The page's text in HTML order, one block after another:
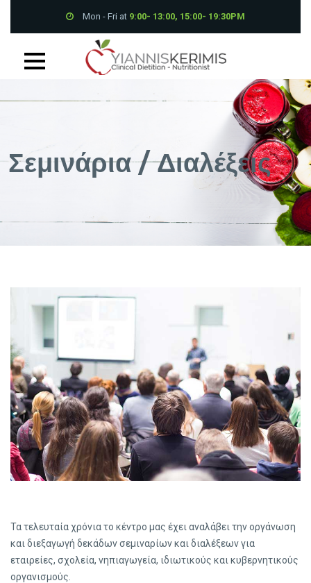
Mon - Fri at 9:00- 13:00, 15:00- 19:30PM
Petrou Tsirou 70, Pantheon House 001B 3075 Limassol
Σεμινάρια / Διαλέξεις
Τα τελευταία χρόνια το κέντρο μας έχει αναλάβει την οργάνωση
και διεξαγωγή δεκάδων σεμιναρίων και διαλέξεων για
εταιρείες, σχολεία, νηπιαγωγεία, ιδιωτικούς και κυβερνητικούς
οργανισμούς.